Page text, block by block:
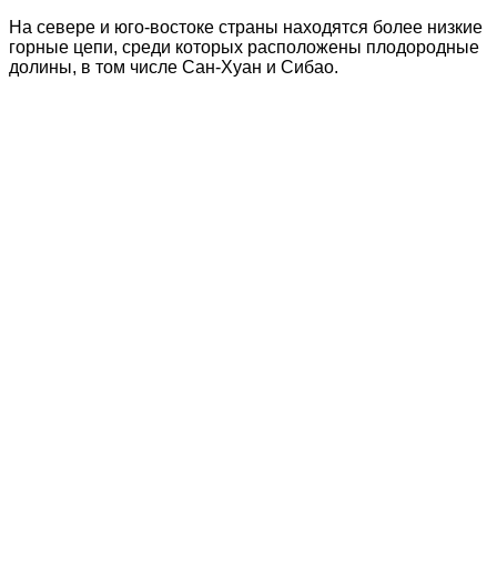
На севере и юго-востоке страны находятся более низкие
горные цепи, среди которых расположены плодородные
долины, в том числе Сан-Хуан и Сибао.